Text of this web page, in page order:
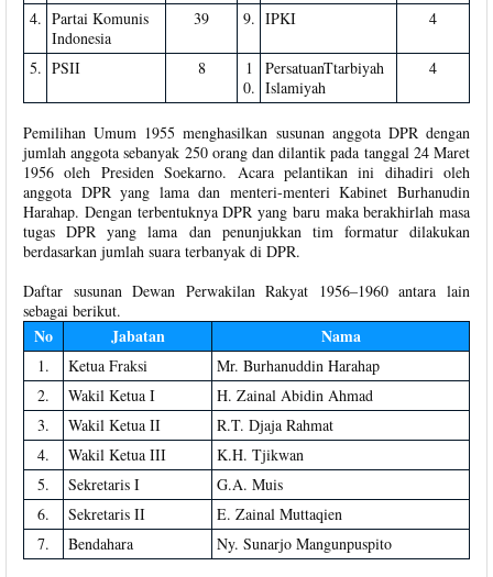
4. Partai Komunis
Indonesia
39 9. IPKI 4
5. PSII 8
1
0.
PersatuanTtarbiyah
Islamiyah
4
Pemilihan Umum 1955 menghasilkan susunan anggota DPR dengan
jumlah anggota sebanyak 250 orang dan dilantik pada tanggal 24 Maret
1956 oleh Presiden Soekarno. Acara pelantikan ini dihadiri oleh
anggota DPR yang lama dan menteri-menteri Kabinet Burhanudin
Harahap. Dengan terbentuknya DPR yang baru maka berakhirlah masa
tugas DPR yang lama dan penunjukkan tim formatur dilakukan
berdasarkan jumlah suara terbanyak di DPR.
Daftar susunan Dewan Perwakilan Rakyat 1956–1960 antara lain
sebagai berikut.
No Jabatan Nama
1. Ketua Fraksi
Mr. Burhanuddin Harahap
2.
Wakil Ketua I
H. Zainal Abidin Ahmad
3.
Wakil Ketua II
R.T. Djaja Rahmat
4.
Wakil Ketua III
K.H. Tjikwan
5.
Sekretaris I
G.A. Muis
6.
Sekretaris II
E. Zainal Muttaqien
7.
Bendahara Ny. Sunarjo Mangunpuspito